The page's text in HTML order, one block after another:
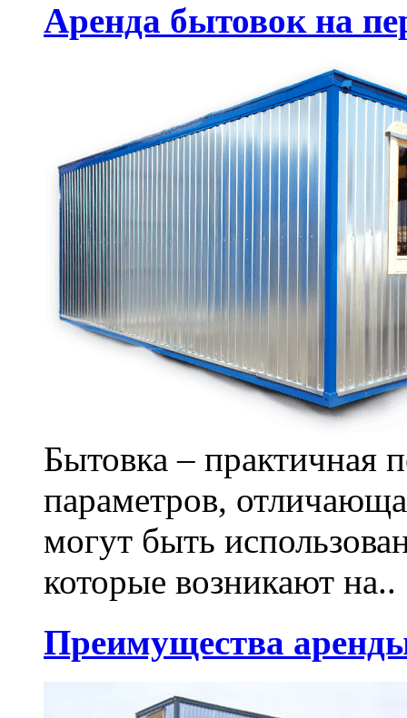
Аренда бытовок на
Бытовка – практичная
параметров,
могут быть
которые возникают на..
Преимущества